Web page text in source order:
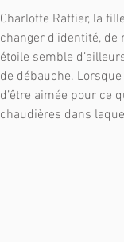
Charlotte Rattier, la
changer d’identité,
étoile semble
de débauche.
d’être aimée pour ce
chaudières dans